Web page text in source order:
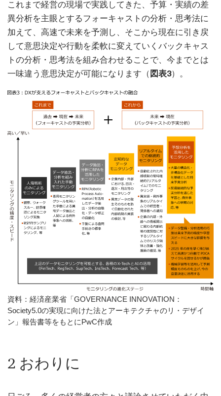
これまで経営の現場で実践してきた、予算・実績の差
異分析を主眼とするフォーキャストの分析・思考法に
加えて、高速で未来を予測し、そこから現在に引き戻
して意思決定や行動を柔軟に変えていくバックキャス
トの分析・思考法を組み合わせることで、今までとは
一味違う意思決定が可能になります（ 図表3）。
資料：経済産業省「GOVERNANCE INNOVATION：
Society5.0の実現に向けた法とアーキテクチャのリ・デザイ
ン」報告書等をもとにPwC作成
2 おわりに